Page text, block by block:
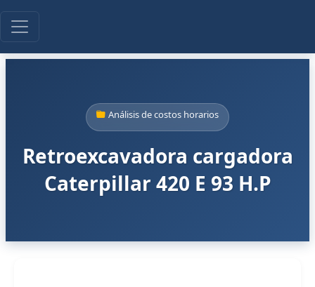
Análisis de costos horarios
Retroexcavadora cargadora
Caterpillar 420 E 93 H.P